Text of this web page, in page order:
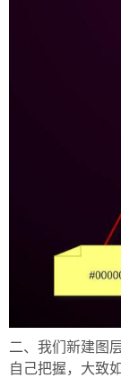
二、我们新建图
自己把握，大致如